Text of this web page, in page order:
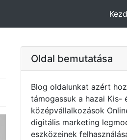
Oldal bemutatása
Blog oldalunkat azért
támogassuk a hazai Kis-
középvállalkozások
digitális marketing
eszközeinek